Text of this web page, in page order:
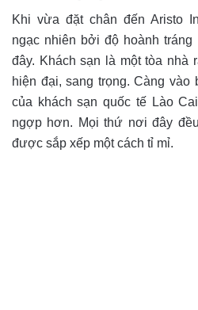
Khi vừa đặt chân đến Aristo
ngạc nhiên bởi độ hoành
đây. Khách sạn là một tòa nhà
hiện đại, sang trọng. Càng vào
của khách sạn quốc tế Lào
ngợp hơn. Mọi thứ nơi đây
được sắp xếp một cách tỉ mỉ.